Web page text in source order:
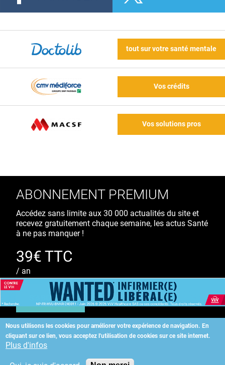
tout sur votre santé mentale
Vos crédits
Vos solutions pros
Nous utilisons les cookies pour améliorer votre expérience de navigation. En
cliquant sur ce lien, vous acceptez l'utilisation de cookies sur ce site internet.
Plus d'infos
ABONNEMENT PREMIUM
Accédez sans limite aux 30 000 actualités du site et
recevez gratuitement chaque semaine, les actus Santé
à ne pas manquer !
39€ TTC
/ an
S'ABONNER
Copyright©2026 ALLIEDHEALTH